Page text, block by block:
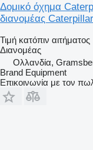
Δομικό όχημα
διανομέας
Τιμή κατόπιν αιτήματος
Διανομέας
Ολλανδία,
Brand Equipment
Επικοινωνία με τον